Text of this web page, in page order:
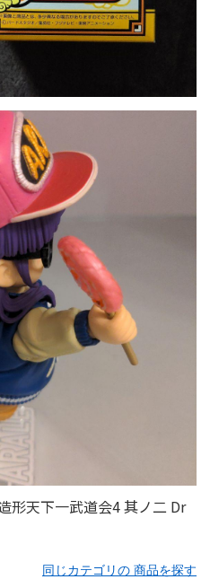
同じカテゴリの 商品を探す